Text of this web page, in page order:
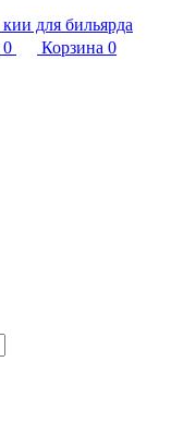
0 Корзина 0